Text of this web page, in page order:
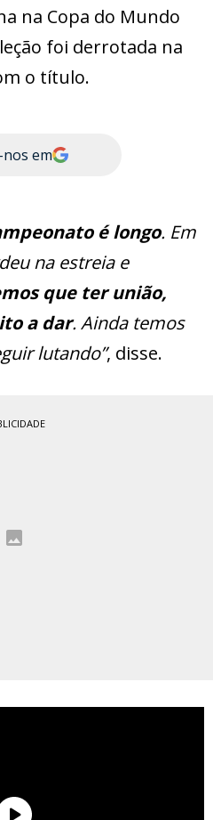
na Copa do Mundo
foi derrotada na
o título.
em
é longo. Em
na estreia e
que ter união,
a dar. Ainda temos
lutando”, disse.